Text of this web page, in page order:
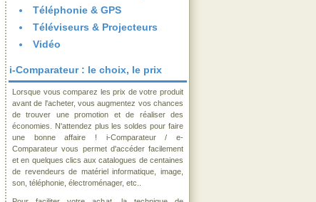
Téléphonie & GPS
Téléviseurs & Projecteurs
Vidéo
i-Comparateur : le choix, le prix
Lorsque vous comparez les prix de votre produit
avant de l'acheter, vous augmentez vos chances
de trouver une promotion et de réaliser des
économies. N'attendez plus les soldes pour faire
une bonne affaire ! i-Comparateur / e-
Comparateur vous permet d'accéder facilement
et en quelques clics aux catalogues de centaines
de revendeurs de matériel informatique, image,
son, téléphonie, électroménager, etc..